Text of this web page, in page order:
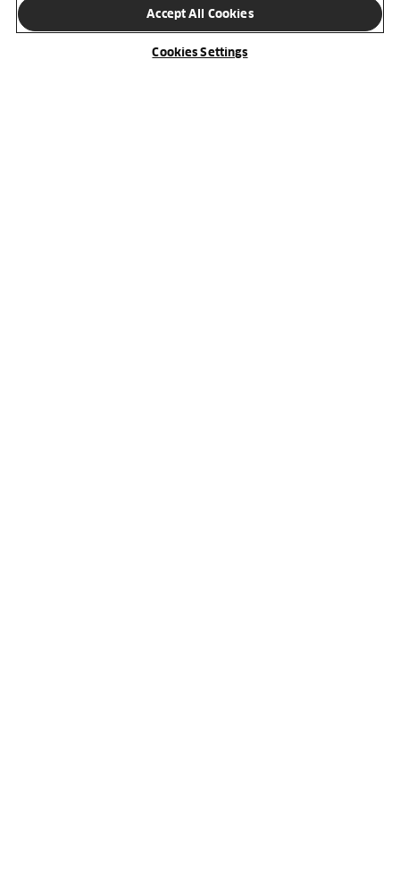
Accept All Cookies
Cookies Settings